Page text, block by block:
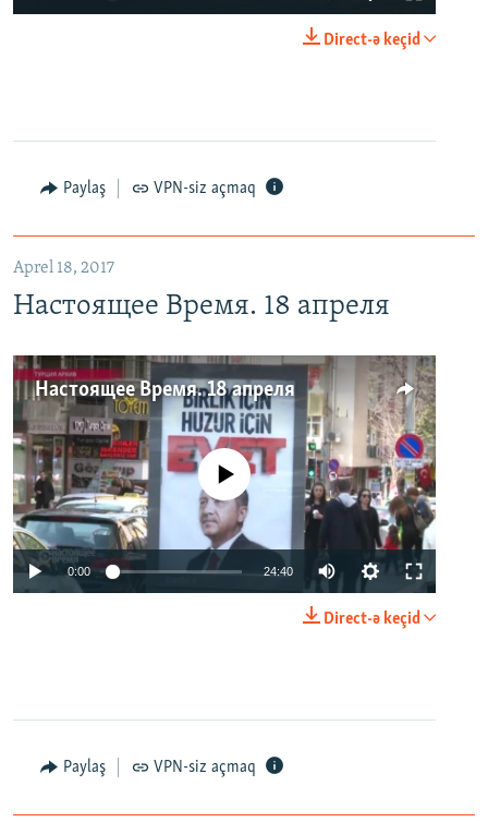
Direct-ə keçid
Paylaş VPN-siz açmaq
Aprel 18, 2017
Настоящее Время. 18 апреля
Настоящее Время. 18 апреля
No media source currently available
0:00 24:40
Direct-ə keçid
Paylaş VPN-siz açmaq